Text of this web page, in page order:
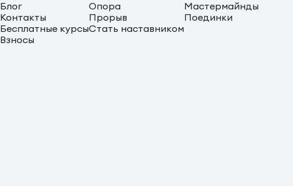
Блог
Контакты
Бесплатные курсы
Взносы
Опора
Прорыв
Стать наставником
Мастермайнды
Поединки